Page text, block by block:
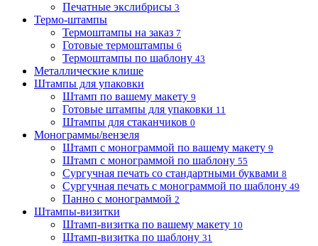
Печатные экслибрисы 3
Термо-штампы
Термоштампы на заказ 7
Готовые термоштампы 6
Термоштампы по шаблону 43
Металлические клише
Штампы для упаковки
Штамп по вашему макету 9
Готовые штампы для упаковки 11
Штампы для стаканчиков 0
Монограммы/вензеля
Штамп с монограммой по вашему макету 9
Штамп с монограммой по шаблону 55
Сургучная печать со стандартными буквами 8
Сургучная печать с монограммой по шаблону 49
Панно с монограммой 2
Штампы-визитки
Штамп-визитка по вашему макету 10
Штамп-визитка по шаблону 31